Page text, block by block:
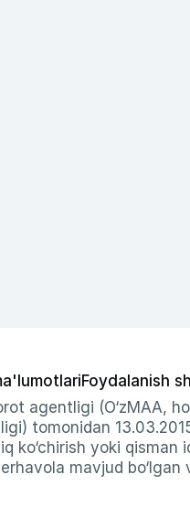
Foydalanish
agentligi (O‘zMAA,
tomonidan
ko‘chirish yoki
mavjud